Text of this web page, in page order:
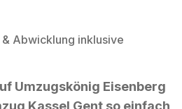
Abwicklung inklusive
Umzugskönig Eisenberg
Kassel Gent so einfach